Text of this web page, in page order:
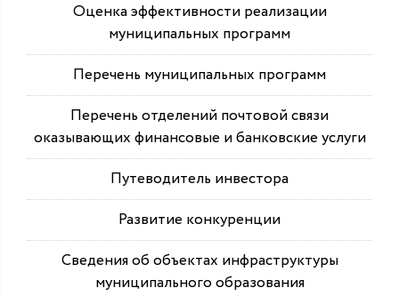
Оценка эффективности реализации
муниципальных программ
Перечень муниципальных программ
Перечень отделений почтовой связи
оказывающих финансовые и банковские услуги
Путеводитель инвестора
Развитие конкуренции
Сведения об объектах инфраструктуры
муниципального образования